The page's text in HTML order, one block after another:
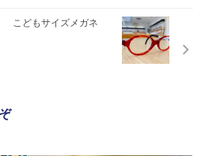
こどもサイズメガネ